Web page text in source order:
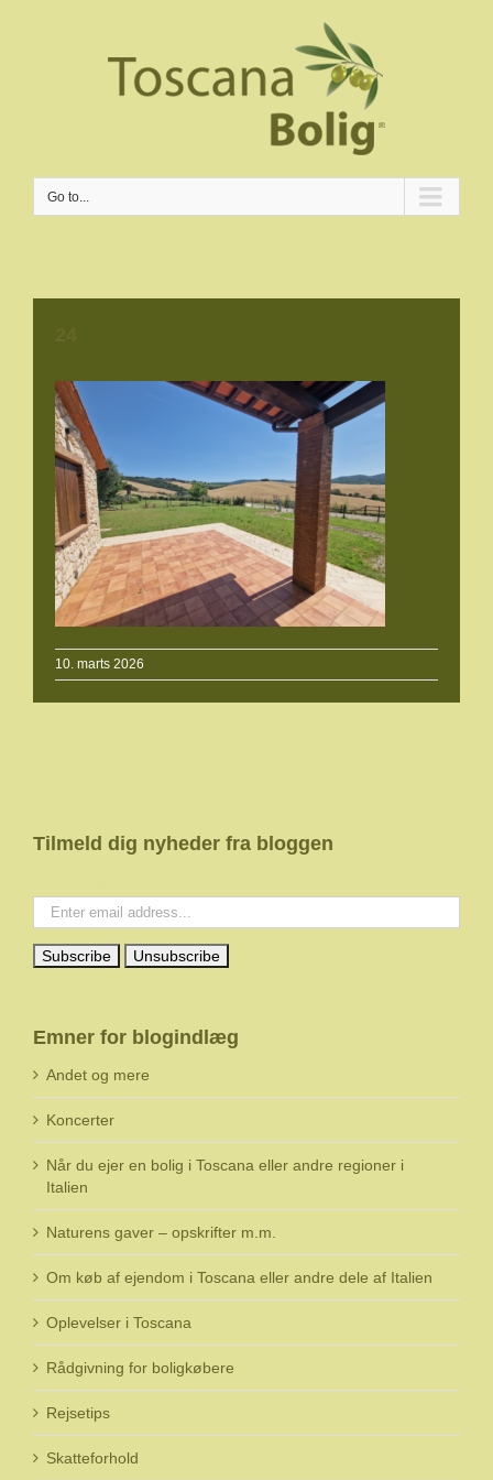
Go to...
10. marts 2026
Tilmeld dig nyheder fra bloggen
Emner for blogindlæg
Andet og mere
Koncerter
Når du ejer en bolig i Toscana eller andre regioner i
Italien
Naturens gaver – opskrifter m.m.
Om køb af ejendom i Toscana eller andre dele af Italien
Oplevelser i Toscana
Rådgivning for boligkøbere
Rejsetips
Skatteforhold